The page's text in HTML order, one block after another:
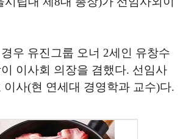
우 유진그룹 오너 2세인 유창수
이사회 의장을 겸했다. 선임사
이사(현 연세대 경영학과 교수)다.